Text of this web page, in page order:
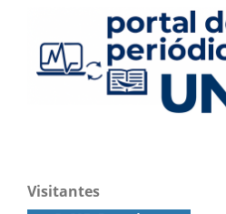
Visitantes